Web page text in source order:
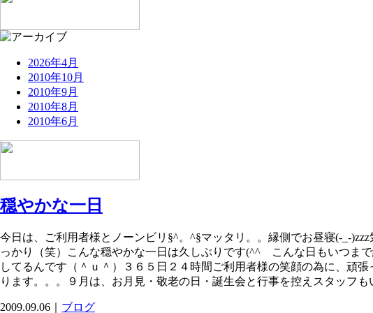
2026年4月
2010年10月
2010年9月
2010年8月
2010年6月
穏やかな一日
今日は、ご利用者様とノーンビリ§^。^§マッタリ。。縁側でお昼寝(-_-
っかり（笑）こんな穏やかな一日は久しぶりです(^^ゞこんな日もいつま
してるんです（＾ｕ＾）３６５日２４時間ご利用者様の笑顔の為に、頑
ります。。。９月は、お月見・敬老の日・誕生会と行事を控えスタッフ
2009.09.06｜ ブログ